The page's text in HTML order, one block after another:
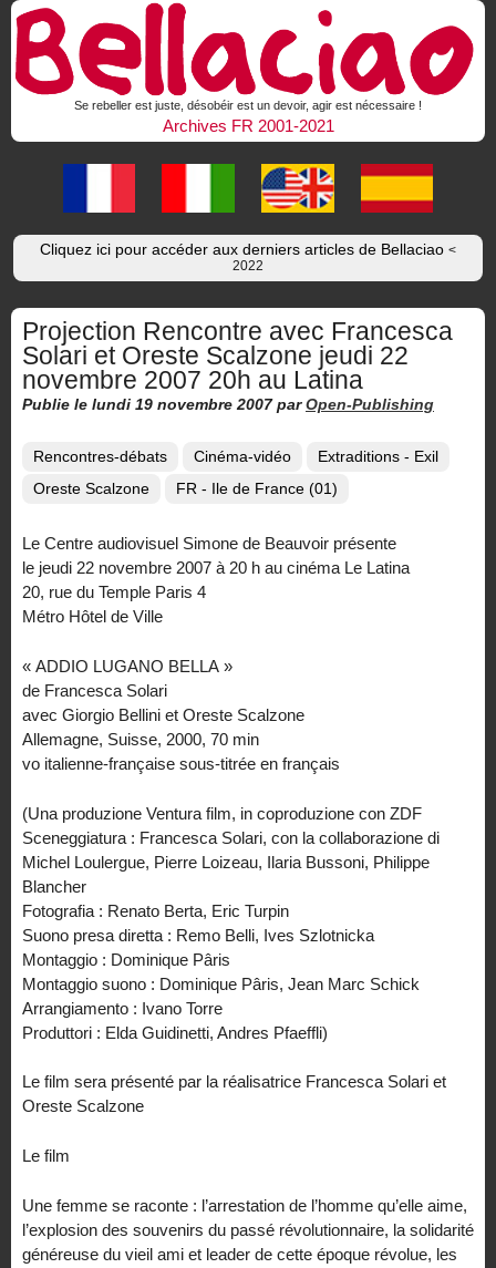
Se rebeller est juste, désobéir est un devoir, agir est nécessaire !
Archives FR 2001-2021
Cliquez ici pour accéder aux derniers articles de Bellaciao <
2022
Projection Rencontre avec Francesca
Solari et Oreste Scalzone jeudi 22
novembre 2007 20h au Latina
Publie le lundi 19 novembre 2007par Open-Publishing
Rencontres-débats Cinéma-vidéo
Extraditions - Exil
Oreste Scalzone
FR - Ile de France (01)
Le Centre audiovisuel Simone de Beauvoir présente
le jeudi 22 novembre 2007 à 20 h au cinéma Le Latina
20, rue du Temple Paris 4
Métro Hôtel de Ville
« ADDIO LUGANO BELLA »
de Francesca Solari
avec Giorgio Bellini et Oreste Scalzone
Allemagne, Suisse, 2000, 70 min
vo italienne-française sous-titrée en français
(Una produzione Ventura film, in coproduzione con ZDF
Sceneggiatura : Francesca Solari, con la collaborazione di
Michel Loulergue, Pierre Loizeau, Ilaria Bussoni, Philippe
Blancher
Fotografia : Renato Berta, Eric Turpin
Suono presa diretta : Remo Belli, Ives Szlotnicka
Montaggio : Dominique Pâris
Montaggio suono : Dominique Pâris, Jean Marc Schick
Arrangiamento : Ivano Torre
Produttori : Elda Guidinetti, Andres Pfaeffli)
Le film sera présenté par la réalisatrice Francesca Solari et
Oreste Scalzone
Le film
Une femme se raconte : l’arrestation de l’homme qu’elle aime,
l’explosion des souvenirs du passé révolutionnaire, la solidarité
généreuse du vieil ami et leader de cette époque révolue, les